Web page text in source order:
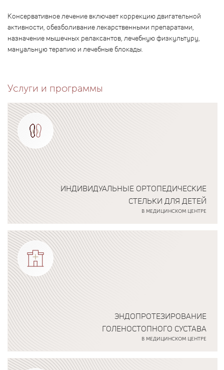
Консервативное лечение включает коррекцию двигательной
активности, обезболивание лекарственными препаратами,
назначение мышечных релаксантов, лечебную физкультуру,
мануальную терапию и лечебные блокады.
Услуги и программы
ИНДИВИДУАЛЬНЫЕ ОРТОПЕДИЧЕСКИЕ
СТЕЛЬКИ ДЛЯ ДЕТЕЙ
В МЕДИЦИНСКОМ ЦЕНТРЕ
Подробнее о программе
ЭНДОПРОТЕЗИРОВАНИЕ
ГОЛЕНОСТОПНОГО СУСТАВА
В МЕДИЦИНСКОМ ЦЕНТРЕ
Подробнее о программе